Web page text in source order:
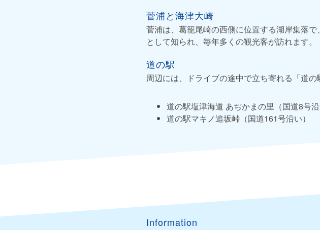
菅浦と海津大崎
菅浦は、葛籠尾崎の西側に位置する湖岸集落
として知られ、毎年多くの観光客が訪れます。
道の駅
周辺には、ドライブの途中で立ち寄れる「道の
道の駅塩津海道 あぢかまの里（国道8号沿
道の駅マキノ追坂峠（国道161号沿い）
Information